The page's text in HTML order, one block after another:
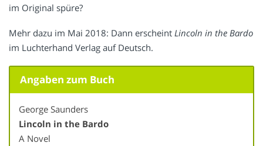
im Original spüre?
Mehr dazu im Mai 2018: Dann erscheint Lincoln in the Bardo
im Luchterhand Verlag auf Deutsch.
Angaben zum Buch
George Saunders
Lincoln in the Bardo
A Novel